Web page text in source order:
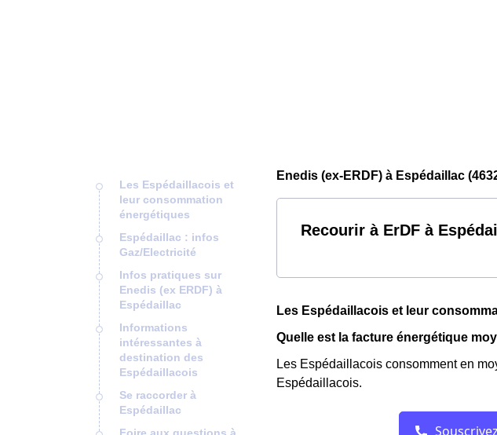
Les Espédaillacois et
leur consommation
énergétiques
Espédaillac : infos
Gaz/Electricité
Infos pratiques sur
Enedis (ex ERDF) à
Espédaillac
Informations
intéressantes à
destination des
Espédaillacois
Se raccorder à
Espédaillac
Enedis (ex-ERDF) à Espédaillac
Recourir à ErDF à
Les Espédaillacois et leur
Quelle est la facture énergétique
Les Espédaillacois consomment en
Espédaillacois.